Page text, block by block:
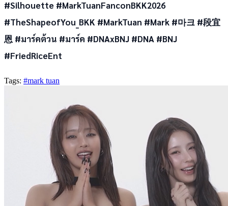
#Silhouette #MarkTuanFanconBKK2026
#TheShapeofYou_BKK #MarkTuan #Mark #마크 #段宜
恩 #มาร์คต้วน #มาร์ค #DNAxBNJ #DNA #BNJ
#FriedRiceEnt
Tags: #mark tuan